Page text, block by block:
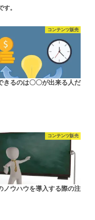
す。
コンテンツ販売
きるのは〇〇が出来る人だ
コンテンツ販売
ノウハウを導入する際の注